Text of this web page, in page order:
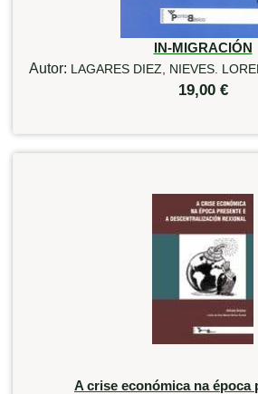
IN-MIGRACIÓN
Autor: LAGARES DIEZ, NIEVES.
19,00 €
A crise económica na época